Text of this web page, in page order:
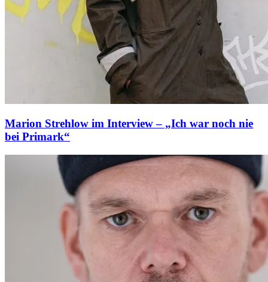
Marion Strehlow im Interview – „Ich war noch nie
bei Primark“